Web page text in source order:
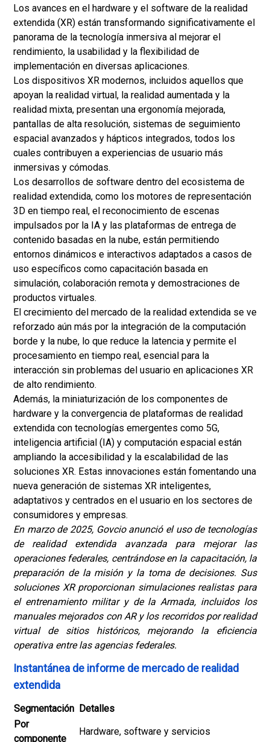
Los avances en el hardware y el software de la realidad
extendida (XR) están transformando significativamente el
panorama de la tecnología inmersiva al mejorar el
rendimiento, la usabilidad y la flexibilidad de
implementación en diversas aplicaciones.
Los dispositivos XR modernos, incluidos aquellos que
apoyan la realidad virtual, la realidad aumentada y la
realidad mixta, presentan una ergonomía mejorada,
pantallas de alta resolución, sistemas de seguimiento
espacial avanzados y hápticos integrados, todos los
cuales contribuyen a experiencias de usuario más
inmersivas y cómodas.
Los desarrollos de software dentro del ecosistema de
realidad extendida, como los motores de representación
3D en tiempo real, el reconocimiento de escenas
impulsados ​​por la IA y las plataformas de entrega de
contenido basadas en la nube, están permitiendo
entornos dinámicos e interactivos adaptados a casos de
uso específicos como capacitación basada en
simulación, colaboración remota y demostraciones de
productos virtuales.
El crecimiento del mercado de la realidad extendida se ve
reforzado aún más por la integración de la computación
borde y la nube, lo que reduce la latencia y permite el
procesamiento en tiempo real, esencial para la
interacción sin problemas del usuario en aplicaciones XR
de alto rendimiento.
Además, la miniaturización de los componentes de
hardware y la convergencia de plataformas de realidad
extendida con tecnologías emergentes como 5G,
inteligencia artificial (IA) y computación espacial están
ampliando la accesibilidad y la escalabilidad de las
soluciones XR. Estas innovaciones están fomentando una
nueva generación de sistemas XR inteligentes,
adaptativos y centrados en el usuario en los sectores de
consumidores y empresas.
En marzo de 2025, Govcio anunció el uso de tecnologías
de realidad extendida avanzada para mejorar las
operaciones federales, centrándose en la capacitación, la
preparación de la misión y la toma de decisiones. Sus
soluciones XR proporcionan simulaciones realistas para
el entrenamiento militar y de la Armada, incluidos los
manuales mejorados con AR y los recorridos por realidad
virtual de sitios históricos, mejorando la eficiencia
operativa entre las agencias federales.
Instantánea de informe de mercado de realidad
extendida
Segmentación Detalles
Por
componente
Hardware, software y servicios